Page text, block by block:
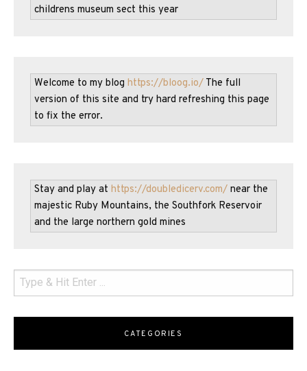
childrens museum sect this year
Welcome to my blog https://bloog.io/ The full
version of this site and try hard refreshing this page
to fix the error.
Stay and play at https://doubledicerv.com/ near the
majestic Ruby Mountains, the Southfork Reservoir
and the large northern gold mines
CATEGORIES